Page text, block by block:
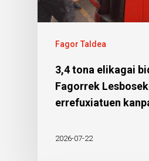
Fagor Taldea
3,4 tona elikagai
Fagorrek
errefuxiatuen
2026-07-22